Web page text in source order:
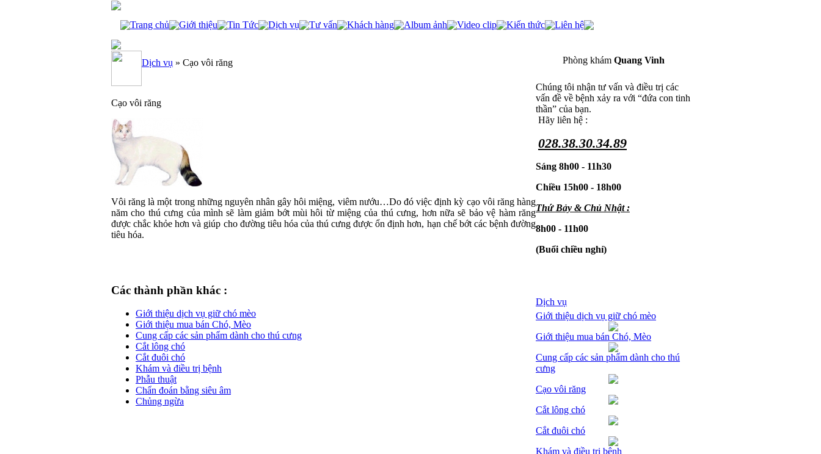
Trang chủ Giới thiệu Tin Tức Dịch vụ Tư vấn Khách hàng Album ảnh Video clip Kiến thức Liên hệ
Dịch vụ » Cạo vôi răng
Cạo vôi răng
Vôi răng là một trong những nguyên nhân gây hôi miệng, viêm nướu…Do đó việc định kỳ cạo vôi răng hàng
năm cho thú cưng của mình sẽ làm giảm bớt mùi hôi từ miệng của thú cưng, hơn nữa sẽ bảo vệ hàm răng
được chắc khỏe hơn và giúp cho đường tiêu hóa của thú cưng được ổn định hơn, hạn chế bớt các bệnh đường
tiêu hóa.
Các thành phần khác :
Giới thiệu dịch vụ giữ chó mèo
Giới thiệu mua bán Chó, Mèo
Cung cấp các sản phẩm dành cho thú cưng
Cắt lông chó
Cắt đuôi chó
Khám và điều trị bệnh
Phẫu thuật
Chẩn đoán bằng siêu âm
Chủng ngừa
Phòng khám Quang Vinh
Chúng tôi nhận tư vấn và điều trị các
vấn đề về bệnh xảy ra với “đứa con tinh
thần” của bạn.
Hãy liên hệ :
028.38.30.34.89
Sáng 8h00 - 11h30
Chiều 15h00 - 18h00
Thứ Bảy & Chủ Nhật :
8h00 - 11h00
(Buổi chiều nghỉ)
Dịch vụ
Giới thiệu dịch vụ giữ chó mèo
Giới thiệu mua bán Chó, Mèo
Cung cấp các sản phẩm dành cho thú
cưng
Cạo vôi răng
Cắt lông chó
Cắt đuôi chó
Khám và điều trị bệnh